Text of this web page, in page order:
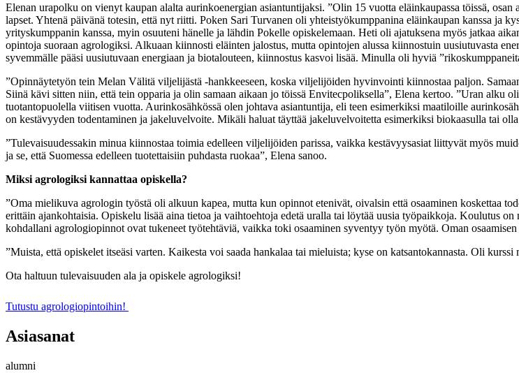
Elenan urapolku on vienyt kaupan alalta aurinkoenergian asiantuntijaksi. ”Olin 15 vuotta eläinkaupassa töissä,
lapset. Yhtenä päivänä totesin, että nyt riitti. Poken Sari Turvanen oli yhteistyökumppanina eläinkaupan kanssa ja
yrityskumppanin kanssa, myin osuuteni hänelle ja lähdin Pokelle opiskelemaan. Heti oli ajatuksena myös jatkaa
opintoja suoraan agrologiksi. Alkuaan kiinnosti eläinten jalostus, mutta opintojen alussa kiinnostuin uusiutuvasta
syvemmälle pääsi uusiutuvaan energiaan ja biotalouteen, kiinnostus kasvoi lisää. Minulla oli hyviä
”Opinnäytetyön tein Melan Välitä viljelijästä -hankkeeseen, koska viljelijöiden hyvinvointi kiinnostaa paljon.
Siinä kävi sitten niin, että tein opparia ja olin samaan aikaan jo töissä Envitecpoliksella”, Elena kertoo. ”Uran
tuotantopuolella viitisen vuotta. Aurinkosähkössä olen johtava asiantuntija, eli teen esimerkiksi maatiloille
on kestävyyden todentaminen ja jakeluvelvoite. Mikäli haluat täyttää jakeluvelvoitetta esimerkiksi biokaasulla tai
”Tulevaisuudessakin minua kiinnostaa toimia edelleen viljelijöiden parissa, vaikka kestävyysasiat liittyvät myös
ja se, että Suomessa edelleen tuotettaisiin puhdasta ruokaa”, Elena sanoo.
Miksi agrologiksi kannattaa opiskella?
”Oma mielikuva agrologin työstä oli alkuun kapea, mutta kun opinnot etenivät, oivalsin että osaaminen koskettaa
erittäin ajankohtaisia. Opiskelu lisää aina tietoa ja vaihtoehtoja edetä uralla tai löytää uusia työpaikkoja. Koulutus
kohdallani agrologiopinnot ovat tukeneet työtehtäviä, vaikka toki osaaminen syventyy työn myötä. Oman
”Muista, että opiskelet itseäsi varten. Kaikesta voi saada hankalaa tai mieluista; kyse on katsantokannasta. Oli
Ota haltuun tulevaisuuden ala ja opiskele agrologiksi!
Tutustu agrologiopintoihin!
Asiasanat
alumni